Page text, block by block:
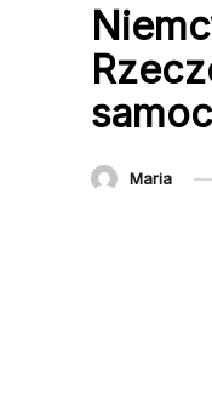
Maria